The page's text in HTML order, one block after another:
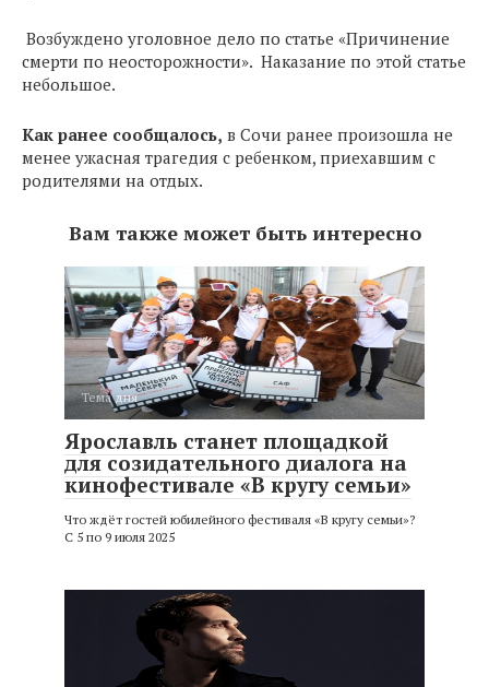
Возбуждено уголовное дело по статье «Причинение
смерти по неосторожности». Наказание по этой статье
небольшое.
Как ранее сообщалось, в Сочи ранее произошла не
менее ужасная трагедия с ребенком, приехавшим с
родителями на отдых.
Вам также может быть интересно
Тема дня
Ярославль станет площадкой
для созидательного диалога на
кинофестивале «В кругу семьи»
Что ждёт гостей юбилейного фестиваля «В кругу семьи»?
С 5 по 9 июля 2025